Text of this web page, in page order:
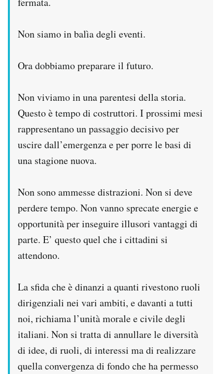
Non siamo in balìa degli eventi.
Ora dobbiamo preparare il futuro.
Non viviamo in una parentesi della storia.
Questo è tempo di costruttori. I prossimi mesi
rappresentano un passaggio decisivo per
uscire dall’emergenza e per porre le basi di
una stagione nuova.
Non sono ammesse distrazioni. Non si deve
perdere tempo. Non vanno sprecate energie e
opportunità per inseguire illusori vantaggi di
parte. E’ questo quel che i cittadini si
attendono.
La sfida che è dinanzi a quanti rivestono ruoli
dirigenziali nei vari ambiti, e davanti a tutti
noi, richiama l’unità morale e civile degli
italiani. Non si tratta di annullare le diversità
di idee, di ruoli, di interessi ma di realizzare
quella convergenza di fondo che ha permesso